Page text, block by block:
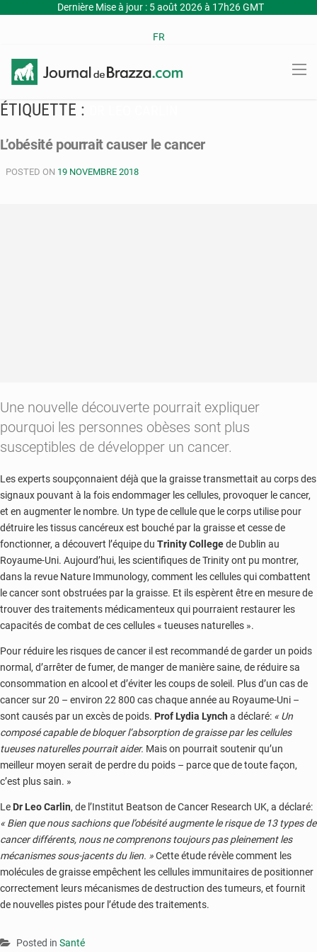
Dernière Mise à jour : 5 août 2026 à 17h26 GMT
FR
ÉTIQUETTE :
L’obésité pourrait causer le cancer
POSTED ON 19 NOVEMBRE 2018
Une nouvelle découverte pourrait expliquer
pourquoi les personnes obèses sont plus
susceptibles de développer un cancer.
Les experts soupçonnaient déjà que la graisse transmettait au corps des
signaux pouvant à la fois endommager les cellules, provoquer le cancer,
et en augmenter le nombre. Un type de cellule que le corps utilise pour
détruire les tissus cancéreux est bouché par la graisse et cesse de
fonctionner, a découvert l’équipe du Trinity Collegede Dublin au
Royaume-Uni. Aujourd’hui, les scientifiques de Trinity ont pu montrer,
dans la revue Nature Immunology, comment les cellules qui combattent
le cancer sont obstruées par la graisse. Et ils espèrent être en mesure de
trouver des traitements médicamenteux qui pourraient restaurer les
capacités de combat de ces cellules « tueuses naturelles ».
Pour réduire les risques de cancer il est recommandé de garder un poids
normal, d’arrêter de fumer, de manger de manière saine, de réduire sa
consommation en alcool et d’éviter les coups de soleil. Plus d’un cas de
cancer sur 20 – environ 22 800 cas chaque année au Royaume-Uni –
sont causés par un excès de poids. Prof Lydia Lynch a déclaré: « Un
composé capable de bloquer l’absorption de graisse par les cellules
tueuses naturelles pourrait aider. Mais on pourrait soutenir qu’un
meilleur moyen serait de perdre du poids – parce que de toute façon,
c’est plus sain. »
Le Dr Leo Carlin, de l’Institut Beatson de Cancer Research UK, a déclaré:
« Bien que nous sachions que l’obésité augmente le risque de 13 types de
cancer différents, nous ne comprenons toujours pas pleinement les
mécanismes sous-jacents du lien. »Cette étude révèle comment les
molécules de graisse empêchent les cellules immunitaires de positionner
correctement leurs mécanismes de destruction des tumeurs, et fournit
de nouvelles pistes pour l’étude des traitements.
Posted in Santé